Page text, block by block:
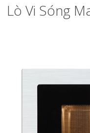
Lò Vi Sóng